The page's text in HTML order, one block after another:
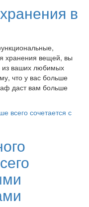
в
хранения вещей, вы
из ваших любимых
что у вас больше
даст вам больше